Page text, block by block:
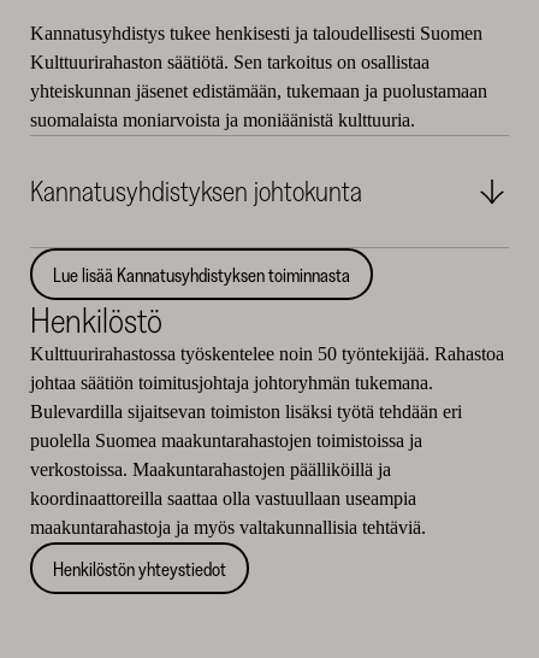
Kannatusyhdistys tukee henkisesti ja taloudellisesti Suomen
Kulttuurirahaston säätiötä. Sen tarkoitus on osallistaa
yhteiskunnan jäsenet edistämään, tukemaan ja puolustamaan
suomalaista moniarvoista ja moniäänistä kulttuuria.
Kannatusyhdistyksen johtokunta
Lue lisää Kannatusyhdistyksen toiminnasta
Henkilöstö
Kulttuurirahastossa työskentelee noin 50 työntekijää. Rahastoa
johtaa säätiön toimitusjohtaja johtoryhmän tukemana.
Bulevardilla sijaitsevan toimiston lisäksi työtä tehdään eri
puolella Suomea maakuntarahastojen toimistoissa ja
verkostoissa. Maakuntarahastojen päälliköillä ja
koordinaattoreilla saattaa olla vastuullaan useampia
maakuntarahastoja ja myös valtakunnallisia tehtäviä.
Henkilöstön yhteystiedot